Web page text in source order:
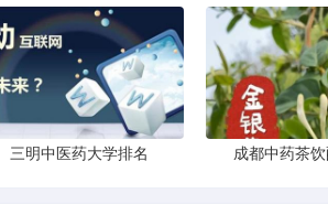
三明中医药大学排名 成都中药茶